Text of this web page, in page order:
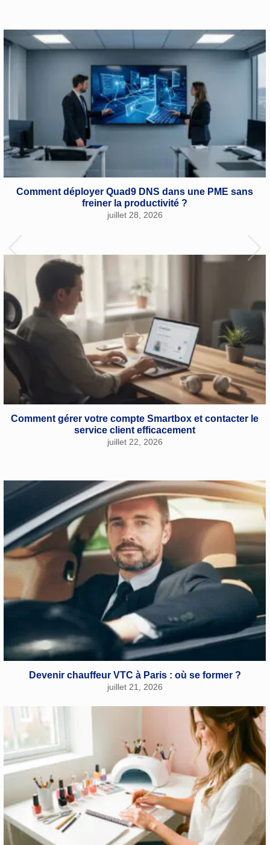
Comment déployer Quad9 DNS dans une PME sans
freiner la productivité ?
juillet 28, 2026
Comment gérer votre compte Smartbox et contacter le
service client efficacement
juillet 22, 2026
Devenir chauffeur VTC à Paris : où se former ?
juillet 21, 2026